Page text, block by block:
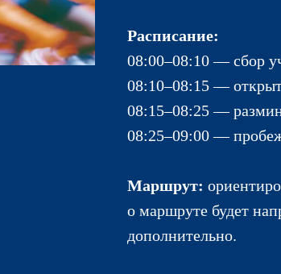
Расписание:
08:00–08:10 — сбор
08:10–08:15 —
08:15–08:25 —
08:25–09:00 —
Маршрут:
о маршруте будет
дополнительно.